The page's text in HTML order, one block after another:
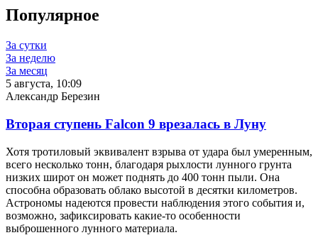
Популярное
За сутки
За неделю
За месяц
5 августа, 10:09
Александр Березин
Вторая ступень Falcon 9 врезалась в Луну
Хотя тротиловый эквивалент взрыва от удара был умеренным,
всего несколько тонн, благодаря рыхлости лунного грунта
низких широт он может поднять до 400 тонн пыли. Она
способна образовать облако высотой в десятки километров.
Астрономы надеются провести наблюдения этого события и,
возможно, зафиксировать какие-то особенности
выброшенного лунного материала.